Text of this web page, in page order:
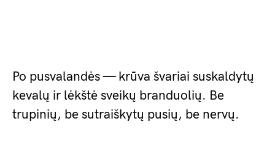
Po pusvalandės — krūva švariai suskaldytų
kevalų ir lėkštė sveikų branduolių. Be
trupinių, be sutraiškytų pusių, be nervų.